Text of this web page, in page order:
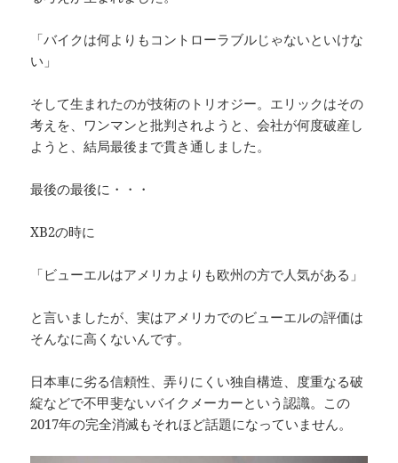
「バイクは何よりもコントローラブルじゃないといけな
い」
そして生まれたのが技術のトリオジー。エリックはその
考えを、ワンマンと批判されようと、会社が何度破産し
ようと、結局最後まで貫き通しました。
最後の最後に・・・
XB2の時に
「ビューエルはアメリカよりも欧州の方で人気がある」
と言いましたが、実はアメリカでのビューエルの評価は
そんなに高くないんです。
日本車に劣る信頼性、弄りにくい独自構造、度重なる破
綻などで不甲斐ないバイクメーカーという認識。この
2017年の完全消滅もそれほど話題になっていません。